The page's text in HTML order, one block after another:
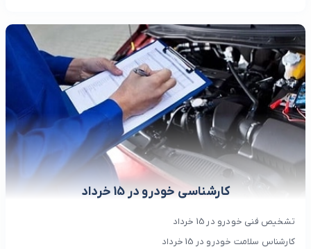
کارشناسی خودرو در 15 خرداد
تشخیص فنی خودرو در 15 خرداد
کارشناس سلامت خودرو در 15 خرداد